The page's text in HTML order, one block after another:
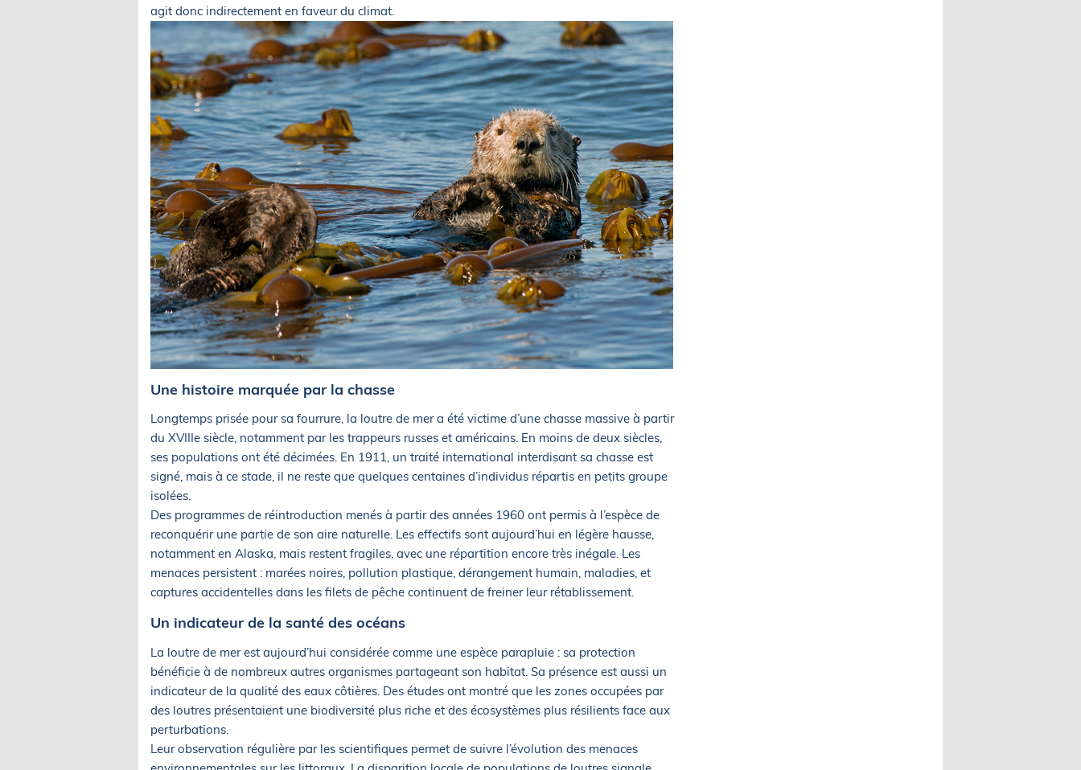
agit donc indirectement en faveur du climat.
Une histoire marquée par la chasse
Longtemps prisée pour sa fourrure, la loutre de mer a été victime d’une chasse massive à partir
du XVIIIe siècle, notamment par les trappeurs russes et américains. En moins de deux siècles,
ses populations ont été décimées. En 1911, un traité international interdisant sa chasse est
signé, mais à ce stade, il ne reste que quelques centaines d’individus répartis en petits groupe
isolées.
Des programmes de réintroduction menés à partir des années 1960 ont permis à l’espèce de
reconquérir une partie de son aire naturelle. Les effectifs sont aujourd’hui en légère hausse,
notamment en Alaska, mais restent fragiles, avec une répartition encore très inégale. Les
menaces persistent : marées noires, pollution plastique, dérangement humain, maladies, et
captures accidentelles dans les filets de pêche continuent de freiner leur rétablissement.
Un indicateur de la santé des océans
La loutre de mer est aujourd’hui considérée comme une espèce parapluie : sa protection
bénéficie à de nombreux autres organismes partageant son habitat. Sa présence est aussi un
indicateur de la qualité des eaux côtières. Des études ont montré que les zones occupées par
des loutres présentaient une biodiversité plus riche et des écosystèmes plus résilients face aux
perturbations.
Leur observation régulière par les scientifiques permet de suivre l’évolution des menaces